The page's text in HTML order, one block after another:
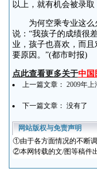
以上，就有机会被录
为何空乘专业这么火
说：“我孩子的成绩很
业，孩子也喜欢，而
要原因。”(都市时报)
点此查看更多关于中国
上一篇文章： 2009年
下一篇文章： 没有了
网站版权与免责声明
①由于各方面情况的不断
②本网转载的文/图等稿件